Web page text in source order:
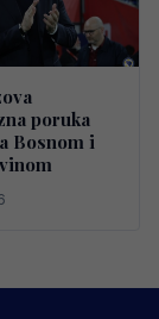
poruka
Bosnom i